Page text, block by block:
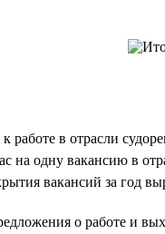
работе в отрасли
на одну вакансию в
вакансий за год
о работе и